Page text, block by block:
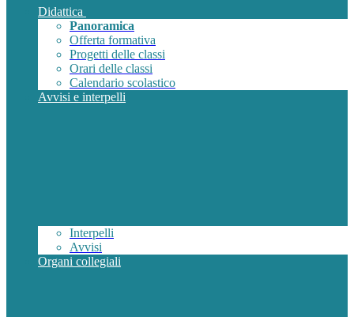
Didattica
Panoramica
Offerta formativa
Progetti delle classi
Orari delle classi
Calendario scolastico
Avvisi e interpelli
Interpelli
Avvisi
Organi collegiali